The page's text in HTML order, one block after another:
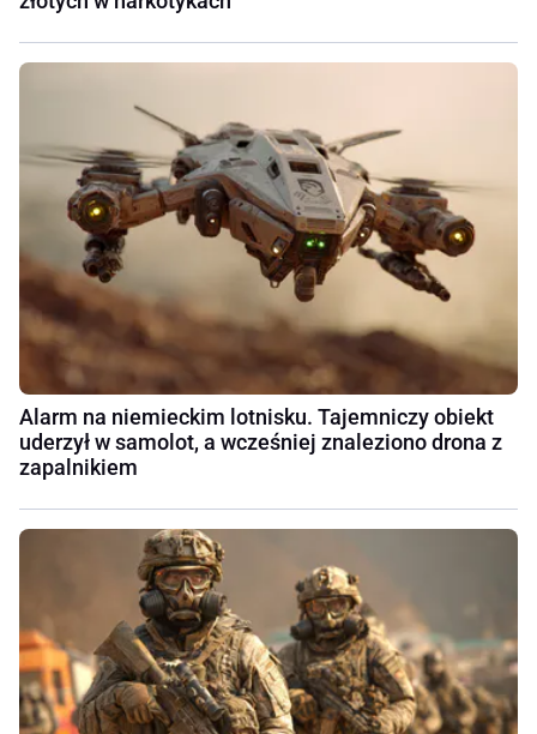
Alarm na niemieckim lotnisku. Tajemniczy obiekt
uderzył w samolot, a wcześniej znaleziono drona z
zapalnikiem